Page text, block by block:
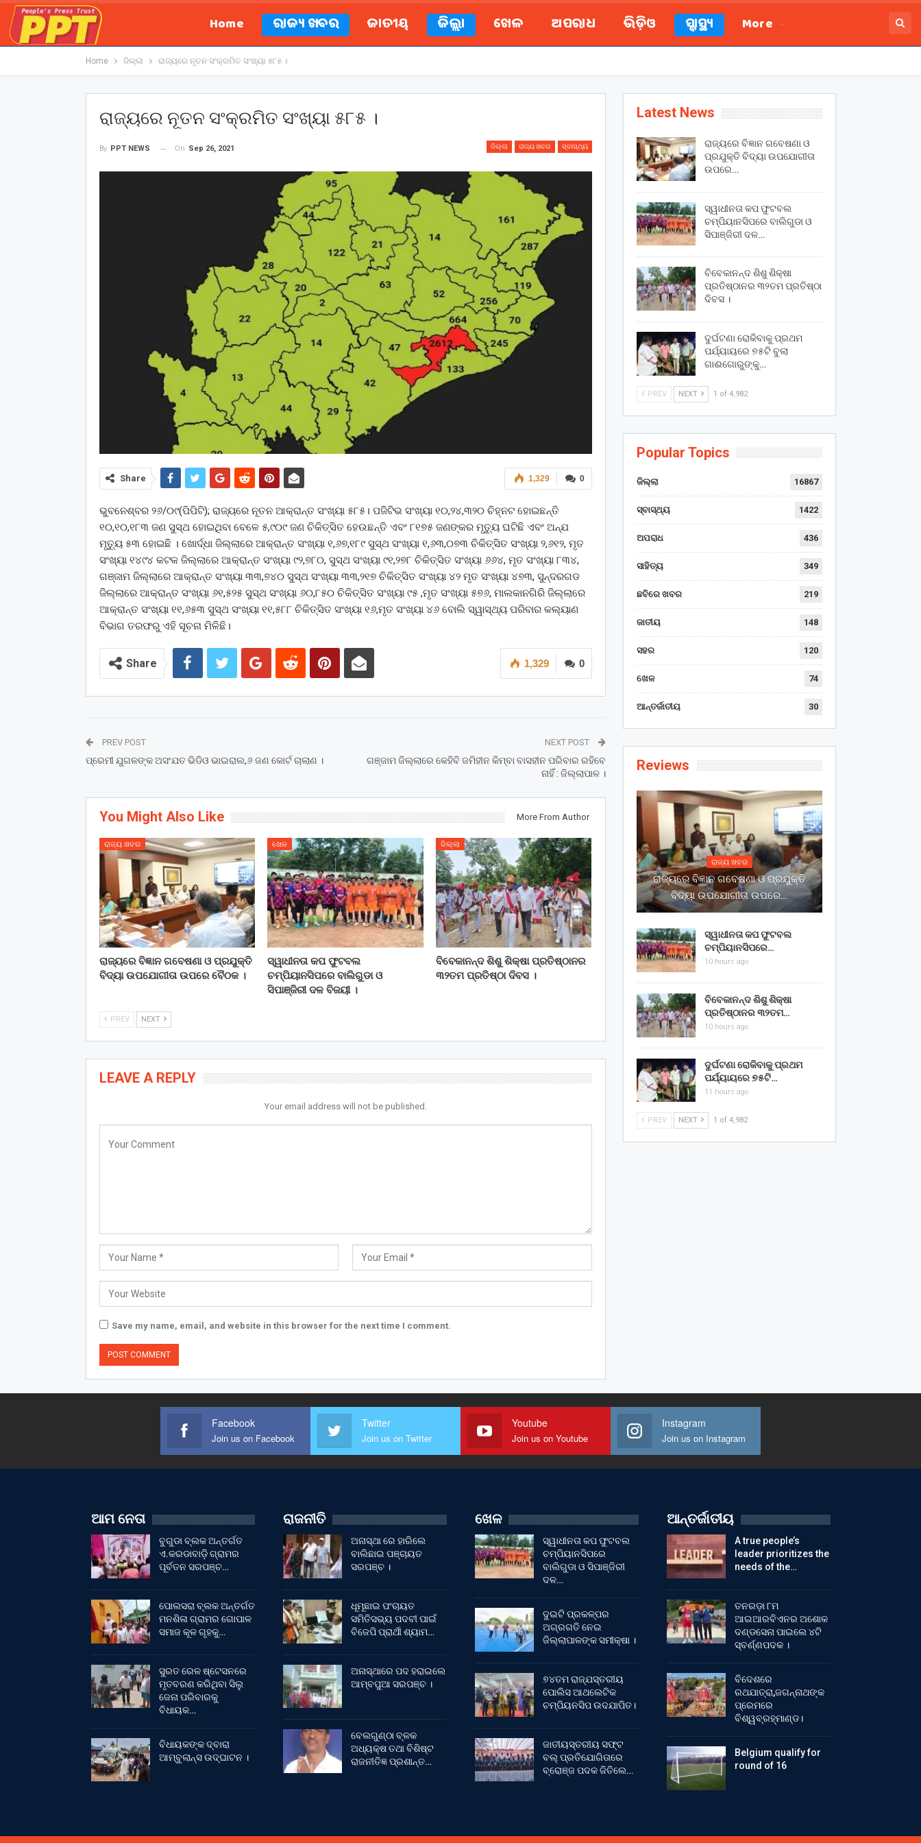
Home ରାଜ୍ୟ ଖବର ଜାତୀୟ ଜିଲ୍ଲା ଖେଳ ଅପରାଧ ଭିଡ଼ିଓ ସ୍ବାସ୍ଥ୍ୟ More
Home ଜିଲ୍ଲା ରାଜ୍ୟରେ ନୂତନ ସଂକ୍ରମିତ ସଂଖ୍ୟା ୫୮୫ ।
ରାଜ୍ୟରେ ନୂତନ ସଂକ୍ରମିତ ସଂଖ୍ୟା ୫୮୫ ।
ଜିଲ୍ଲା ରାଜ୍ୟ ଖବର ସ୍ବାସ୍ଥ୍ୟ
By PPT NEWS On Sep 26, 2021
0
1,329
Share
ଭୁବନେଶ୍ବର ୨୬/୦୯(ପିପିଟି); ରାଜ୍ୟରେ ନୂତନ ଆକ୍ରାନ୍ତ ସଂଖ୍ୟା ୫୮୫। ପଜିଟିଭ ସଂଖ୍ୟା ୧୦,୨୪,୩୨୦ ଚିହ୍ନଟ ହୋଇଛନ୍ତି
୧୦,୧୦,୧୮୩ ଜଣ ସୁସ୍ଥ ହୋଇଥିବା ବେଳେ ୫,୯୦୯ ଜଣ ଚିକିତ୍ସିତ ହେଉଛନ୍ତି ଏବଂ ୮୧୭୫ ଜଣଙ୍କର ମୃତ୍ୟୁ ଘଟିଛି ଏବଂ ଅନ୍ଯ
ମୃତ୍ୟୁ ୫୩ ହୋଇଛି । ଖୋର୍ଦ୍ଧା ଜିଲ୍ଲାରେ ଆକ୍ରାନ୍ତ ସଂଖ୍ୟା ୧,୬୭,୧୮୯ ସୁସ୍ଥ ସଂଖ୍ୟା ୧,୬୩,୦୭୩ ଚିକିତ୍ସିତ ସଂଖ୍ୟା ୨,୬୧୨, ମୃତ
ସଂଖ୍ୟା ୧୪୯୪ କଟକ ଜିଲ୍ଲାରେ ଆକ୍ରାନ୍ତ ସଂଖ୍ୟା ୯୨,୭୮୦, ସୁସ୍ଥ ସଂଖ୍ୟା ୯୧,୨୭୮ ଚିକିତ୍ସିତ ସଂଖ୍ୟା ୬୬୪, ମୃତ ସଂଖ୍ୟା ୮୩୪,
ଗଞ୍ଜାମ ଜିଲ୍ଲାରେ ଆକ୍ରାନ୍ତ ସଂଖ୍ୟା ୩୩,୭୪୦ ସୁସ୍ଥ ସଂଖ୍ୟା ୩୩,୨୧୭ ଚିକିତ୍ସିତ ସଂଖ୍ୟା ୪୨ ମୃତ ସଂଖ୍ୟା ୪୭୩, ସୁନ୍ଦରଗଡ
ଜିଲ୍ଲାରେ ଆକ୍ରାନ୍ତ ସଂଖ୍ୟା ୬୧,୫୨୫ ସୁସ୍ଥ ସଂଖ୍ୟା ୬୦,୮୫୦ ଚିକିତ୍ସିତ ସଂଖ୍ୟା ୯୫ ,ମୃତ ସଂଖ୍ୟା ୫୭୬, ମାଲକାନଗିରି ଜିଲ୍ଲାରେ
ଆକ୍ରାନ୍ତ ସଂଖ୍ୟା ୧୧,୬୫୩ ସୁସ୍ଥ ସଂଖ୍ୟା ୧୧,୫୮୮ ଚିକିତ୍ସିତ ସଂଖ୍ୟା ୧୬,ମୃତ ସଂଖ୍ୟା ୪୬ ବୋଲି ସ୍ୱାସ୍ଥ୍ୟ ପରିବାର କଲ୍ୟାଣ
ବିଭାଗ ତରଫରୁ ଏହି ସୂଚନା ମିଳିଛି।
0
1,329
Share
PREV POST
ପ୍ରେମୀ ଯୁଗଳଙ୍କ ଅସଂଯତ ଭିଡିଓ ଭାଇରାଲ,୬ ଜଣ କୋର୍ଟ ଚାଲାଣ ।
NEXT POST
ଗଞ୍ଜାମ ଜିଲ୍ଲାରେ କେହିବି ଜମିହୀନ କିମ୍ବା ବାସହୀନ ପରିବାର ରହିବେ
ନାହିଁ : ଜିଲ୍ଲାପାଳ ।
You Might Also Like More From Author
ରାଜ୍ୟ ଖବର
ରାଜ୍ୟରେ ବିଜ୍ଞାନ ଗବେଷଣା ଓ ପ୍ରଯୁକ୍ତି
ବିଦ୍ୟା ଉପଯୋଗୀତା ଉପରେ ବୈଠକ ।
ଖେଳ
ସ୍ୱାଧୀନତା କପ ଫୁଟବଲ
ଚମ୍ପିୟାନସିପରେ ବାଲିଗୁଡା ଓ
ସିପାଞ୍ଜିରୀ ଦଳ ବିଜୟୀ ।
ଜିଲ୍ଲା
ବିବେକାନନ୍ଦ ଶିଶୁ ଶିକ୍ଷା ପ୍ରତିଷ୍ଠାନର
୩୨ତମ ପ୍ରତିଷ୍ଠା ଦିବସ ।
PREV NEXT
LEAVE A REPLY
Your email address will not be published.
Save my name, email, and website in this browser for the next time I comment.
Latest News
ରାଜ୍ୟରେ ବିଜ୍ଞାନ ଗବେଷଣା ଓ
ପ୍ରଯୁକ୍ତି ବିଦ୍ୟା ଉପଯୋଗୀତା
ଉପରେ…
ସ୍ୱାଧୀନତା କପ ଫୁଟବଲ
ଚମ୍ପିୟାନସିପରେ ବାଲିଗୁଡା ଓ
ସିପାଞ୍ଜିରୀ ଦଳ…
ବିବେକାନନ୍ଦ ଶିଶୁ ଶିକ୍ଷା
ପ୍ରତିଷ୍ଠାନର ୩୨ତମ ପ୍ରତିଷ୍ଠା
ଦିବସ ।
ଦୁର୍ଘଟଣା ରୋକିବାକୁ ପ୍ରଥମ
ପର୍ଯ୍ୟାୟରେ ୭୫ଟି ବୁଲା
ଗାଈଗୋରୁଙ୍କୁ…
PREV NEXT 1 of 4,982
Popular Topics
ଜିଲ୍ଲା 16867
ସ୍ବାସ୍ଥ୍ୟ 1422
ଅପରାଧ 436
ସାହିତ୍ୟ 349
ଛବିରେ ଖବର 219
ଜାତୀୟ 148
ସହର 120
ଖେଳ 74
ଆନ୍ତର୍ଜାତୀୟ 30
Reviews
ରାଜ୍ୟ ଖବର
ରାଜ୍ୟରେ ବିଜ୍ଞାନ ଗବେଷଣା ଓ ପ୍ରଯୁକ୍ତି
ବିଦ୍ୟା ଉପଯୋଗୀତା ଉପରେ…
ସ୍ୱାଧୀନତା କପ ଫୁଟବଲ
ଚମ୍ପିୟାନସିପରେ…
10 hours ago
ବିବେକାନନ୍ଦ ଶିଶୁ ଶିକ୍ଷା
ପ୍ରତିଷ୍ଠାନର ୩୨ତମ…
10 hours ago
ଦୁର୍ଘଟଣା ରୋକିବାକୁ ପ୍ରଥମ
ପର୍ଯ୍ୟାୟରେ ୭୫ଟି…
11 hours ago
PREV NEXT 1 of 4,982
Facebook
Join us on Facebook
Twitter
Join us on Twitter
Youtube
Join us on Youtube
Instagram
Join us on Instagram
ଆମ ନେତା
ବୁଗୁଡା ବ୍ଲକ ଅନ୍ତର୍ଗତ
ଏ.କରଡାବାଡ଼ି ଗ୍ରାମର
ପୂର୍ବତନ ସରପଞ୍ଚ…
ପୋଲସରା ବ୍ଲକ ଅନ୍ତର୍ଗତ
ମନଶିଳା ଗ୍ରାମର ଗୋପାଳ
ସମାଜ କୂଳ ଗୃହକୁ…
ସୁରତ ରେଳ ଷ୍ଟେସନରେ
ମୃତବରଣ କରିଥିବା ସିଲୁ
ଜେନା ପରିବାରକୁ
ବିଧାୟକ…
ବିଧାୟକଙ୍କ ଦ୍ବାରା
ଆମ୍ବୁଲାନ୍ସ ଉଦ୍‌ଘାଟନ ।
ରାଜନୀତି
ଅନାସ୍ଥା ରେ ହାରିଲେ
ବାଲିଛାଇ ପଞ୍ଚାୟତ
ସରପଞ୍ଚ ।
ଧୂମୂଛାଇ ପଂଚାୟତ
ସମିତିସଭ୍ୟ ପଦବୀ ପାଇଁ
ବିଜେପି ପ୍ରାର୍ଥୀ ଶ୍ୟାମ…
ଅନାସ୍ଥାରେ ପଦ ହରାଇଲେ
ଆମ୍ବପୁଆ ସରପଞ୍ଚ ।
ବେଲଗୁଣ୍ଠା ବ୍ଳକ
ଅଧ୍ୟକ୍ଷ ତଥା ବିଶିଷ୍ଟ
ରାଜନୀତିଜ୍ଞ ପ୍ରଶାନ୍ତ…
ଖେଳ
ସ୍ୱାଧୀନତା କପ ଫୁଟବଲ
ଚମ୍ପିୟାନସିପରେ
ବାଲିଗୁଡା ଓ ସିପାଞ୍ଜିରୀ
ଦଳ…
ଦୁଇଟି ପ୍ରକଳ୍ପର
ଅଗ୍ରଗତି ନେଇ
ଜିଲ୍ଲାପାଳଙ୍କ ସମୀକ୍ଷା ।
୭୪ତମ ରାଜ୍ଯସ୍ତରୀୟ
ପୋଲିସ ଆଥଲେଟିକ
ଚମ୍ପିୟନସିପ ଉଦଯାପିତ।
ଜାତୀୟସ୍ତରୀୟ ସଫ୍ଟ
ବଲ୍ ପ୍ରତିଯୋଗିତାରେ
ବ୍ରୋଞ୍ଜ ପଦକ ଜିତିଲେ…
ଆନ୍ତର୍ଜାତୀୟ
A true people’s
leader prioritizes the
needs of the…
ତନରଡ଼ା ୮ମ
ଆଇଆରବିଏନର ଅଶୋକ
ଦଣ୍ଡସେନା ପାଇଲେ ୪ଟି
ସ୍ବର୍ଣ୍ଣପଦକ ।
ବିଦେଶରେ
ରଥଯାତ୍ରା,ଜଗନ୍ନାଥଙ୍କ
ପ୍ରେମରେ
ବିଶ୍ୱବ୍ରହ୍ମାଣ୍ଡ।
Belgium qualify for
round of 16